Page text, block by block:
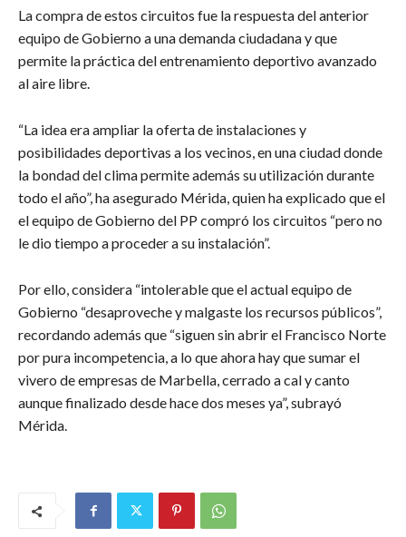
La compra de estos circuitos fue la respuesta del anterior
equipo de Gobierno a una demanda ciudadana y que
permite la práctica del entrenamiento deportivo avanzado
al aire libre.
“La idea era ampliar la oferta de instalaciones y
posibilidades deportivas a los vecinos, en una ciudad donde
la bondad del clima permite además su utilización durante
todo el año”, ha asegurado Mérida, quien ha explicado que el
el equipo de Gobierno del PP compró los circuitos “pero no
le dio tiempo a proceder a su instalación”.
Por ello, considera “intolerable que el actual equipo de
Gobierno “desaproveche y malgaste los recursos públicos”,
recordando además que “siguen sin abrir el Francisco Norte
por pura incompetencia, a lo que ahora hay que sumar el
vivero de empresas de Marbella, cerrado a cal y canto
aunque finalizado desde hace dos meses ya”, subrayó
Mérida.